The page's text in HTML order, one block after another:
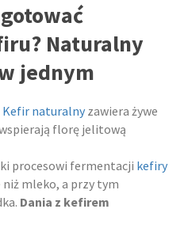
Naturalny
jednym
Kefir naturalny zawiera żywe
florę jelitową
procesowi fermentacji kefiry
niż mleko, a przy tym
Dania z kefirem